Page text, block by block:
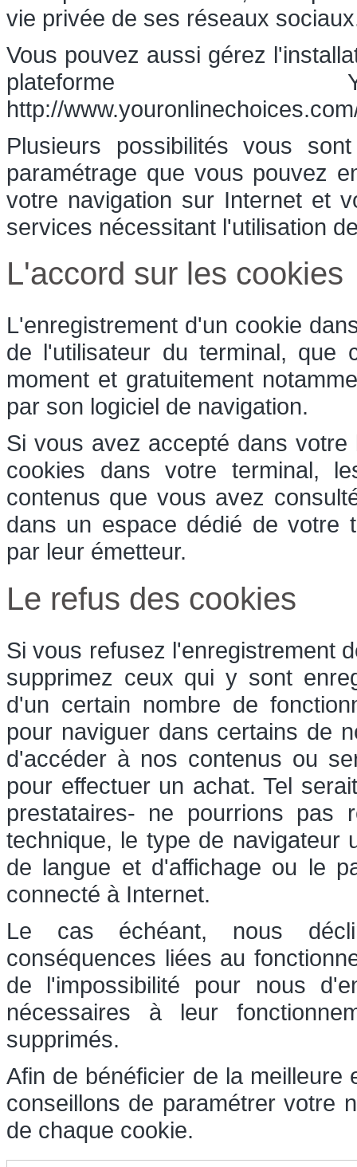
vie privée de ses réseaux
Vous pouvez aussi gérez
plateforme
http://
Plusieurs possibilités vous
paramétrage que vous pouvez
votre navigation sur Internet et
services nécessitant l'utilisation
L'accord sur les cookies
L'enregistrement d'un cookie
de l'utilisateur du terminal, que
moment et gratuitement
par son logiciel de navigation.
Si vous avez accepté dans
cookies dans votre terminal,
contenus que vous avez
dans un espace dédié de votre
par leur émetteur.
Le refus des cookies
Si vous refusez l'enregistrement
supprimez ceux qui y sont
d'un certain nombre de
pour naviguer dans certains de
d'accéder à nos contenus ou
pour effectuer un achat. Tel
prestataires- ne pourrions pas
technique, le type de navigateur
de langue et d'affichage ou le
connecté à Internet.
Le cas échéant, nous
conséquences liées au
de l'impossibilité pour nous
nécessaires à leur
supprimés.
Afin de bénéficier de la meilleure
conseillons de paramétrer votre
de chaque cookie.